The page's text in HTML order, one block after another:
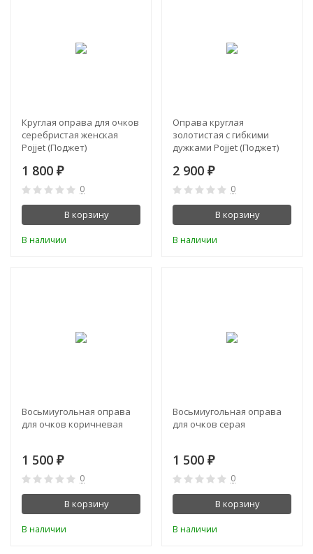
Круглая оправа для очков
серебристая женская
Pojjet (Поджет)
1 800 ₽
0
В корзину
В наличии
Оправа круглая
золотистая с гибкими
дужками Pojjet (Поджет)
2 900 ₽
0
В корзину
В наличии
Восьмиугольная оправа
для очков коричневая
1 500 ₽
0
В корзину
В наличии
Восьмиугольная оправа
для очков серая
1 500 ₽
0
В корзину
В наличии